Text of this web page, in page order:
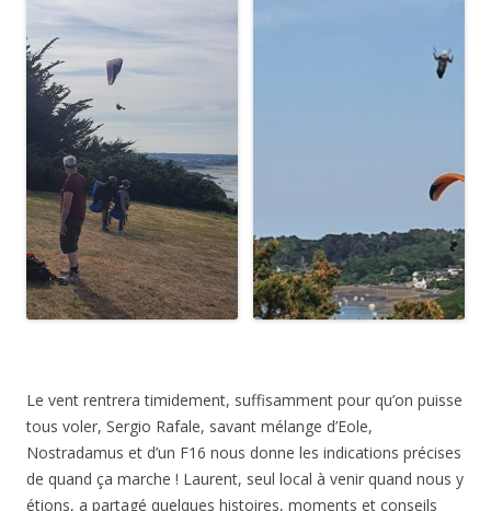
Le vent rentrera timidement, suffisamment pour qu’on puisse
tous voler, Sergio Rafale, savant mélange d’Eole,
Nostradamus et d’un F16 nous donne les indications précises
de quand ça marche ! Laurent, seul local à venir quand nous y
étions, a partagé quelques histoires, moments et conseils